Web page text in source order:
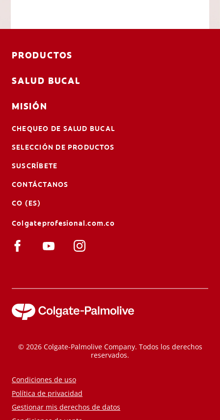
PRODUCTOS
SALUD BUCAL
MISIÓN
CHEQUEO DE SALUD BUCAL
SELECCIÓN DE PRODUCTOS
SUSCRÍBETE
CONTÁCTANOS
CO (ES)
Colgateprofesional.com.co
© 2026 Colgate-Palmolive Company. Todos los derechos
reservados.
Condiciones de uso
Política de privacidad
Gestionar mis derechos de datos